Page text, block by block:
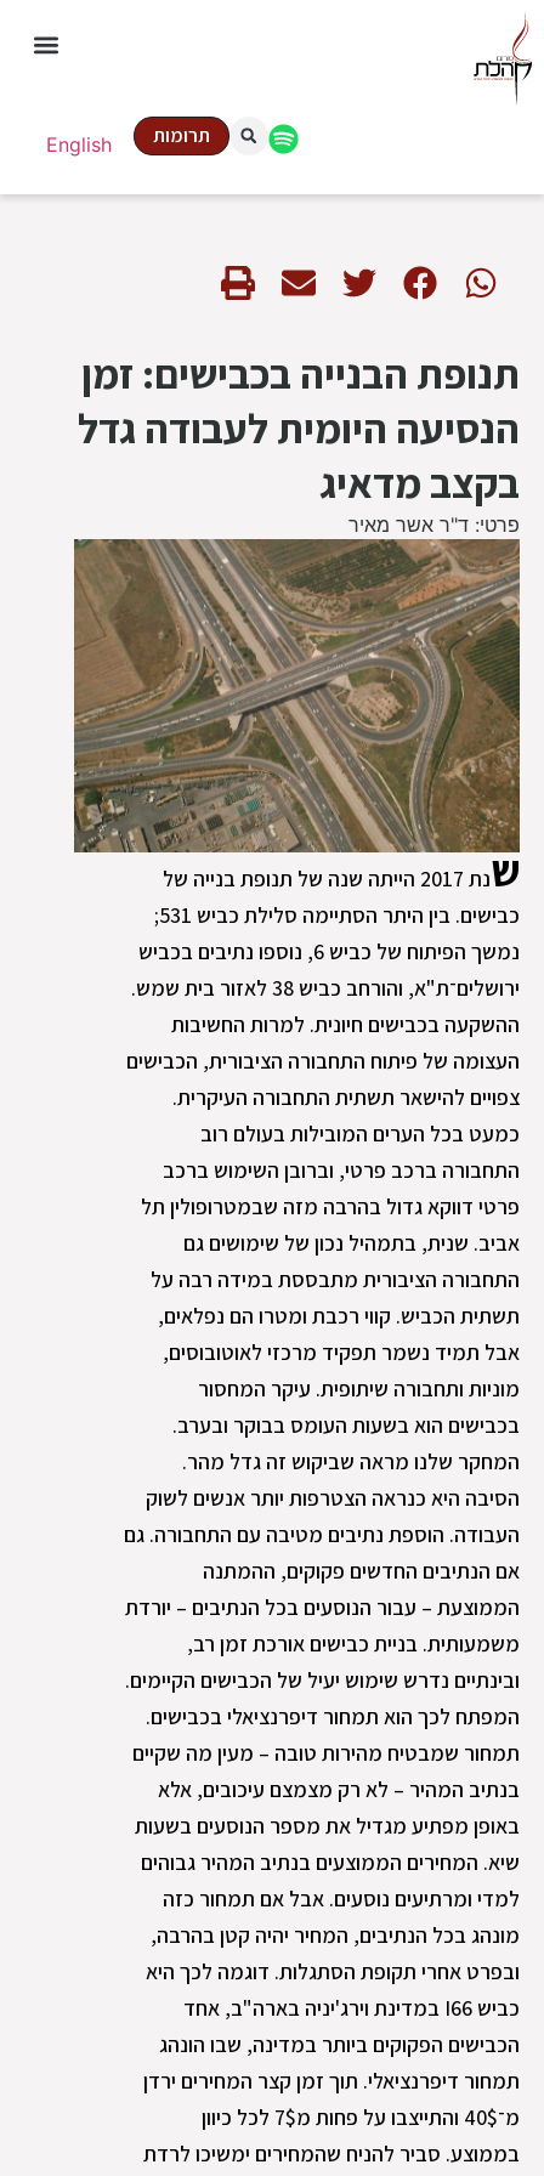
English תרומות
תנופת הבנייה בכבישים: זמן
הנסיעה היומית לעבודה גדל
בקצב מדאיג
פרטי: ד"ר אשר מאיר
ש
נת 2017 הייתה שנה של תנופת בנייה של
כבישים. בין היתר הסתיימה סלילת כביש 531;
נמשך הפיתוח של כביש 6, נוספו נתיבים בכביש
ירושלים־ת"א, והורחב כביש 38 לאזור בית שמש.
ההשקעה בכבישים חיונית. למרות החשיבות
העצומה של פיתוח התחבורה הציבורית, הכבישים
צפויים להישאר תשתית התחבורה העיקרית.
כמעט בכל הערים המובילות בעולם רוב
התחבורה ברכב פרטי, וברובן השימוש ברכב
פרטי דווקא גדול בהרבה מזה שבמטרופולין תל
אביב. שנית, בתמהיל נכון של שימושים גם
התחבורה הציבורית מתבססת במידה רבה על
תשתית הכביש. קווי רכבת ומטרו הם נפלאים,
אבל תמיד נשמר תפקיד מרכזי לאוטובוסים,
מוניות ותחבורה שיתופית. עיקר המחסור
בכבישים הוא בשעות העומס בבוקר ובערב.
המחקר שלנו מראה שביקוש זה גדל מהר.
הסיבה היא כנראה הצטרפות יותר אנשים לשוק
העבודה. הוספת נתיבים מטיבה עם התחבורה. גם
אם הנתיבים החדשים פקוקים, ההמתנה
הממוצעת – עבור הנוסעים בכל הנתיבים – יורדת
משמעותית. בניית כבישים אורכת זמן רב,
ובינתיים נדרש שימוש יעיל של הכבישים הקיימים.
המפתח לכך הוא תמחור דיפרנציאלי בכבישים.
תמחור שמבטיח מהירות טובה – מעין מה שקיים
בנתיב המהיר – לא רק מצמצם עיכובים, אלא
באופן מפתיע מגדיל את מספר הנוסעים בשעות
שיא. המחירים הממוצעים בנתיב המהיר גבוהים
למדי ומרתיעים נוסעים. אבל אם תמחור כזה
מונהג בכל הנתיבים, המחיר יהיה קטן בהרבה,
ובפרט אחרי תקופת הסתגלות. דוגמה לכך היא
כביש I66 במדינת וירג'יניה בארה"ב, אחד
הכבישים הפקוקים ביותר במדינה, שבו הונהג
תמחור דיפרנציאלי. תוך זמן קצר המחירים ירדן
מ־40$ והתייצבו על פחות מ7$ לכל כיוון
בממוצע. סביר להניח שהמחירים ימשיכו לרדת